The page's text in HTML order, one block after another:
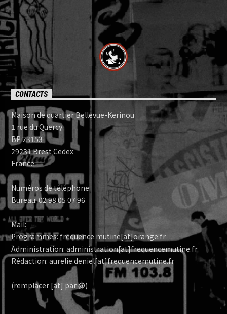
CONTACTS
Maison de quartier Bellevue-Kerinou
1 rue du Quercy
BP 23153
29231 Brest Cedex
France
Numéros de téléphone:
Bureau: 02 98 05 07 96
Mail:
Programmes: frequence.mutine[at]orange.fr
Administration: administration[at]frequencemutine.fr
Rédaction: aurelie.deniel[at]frequencemutine.fr
(remplacer [at] par @)